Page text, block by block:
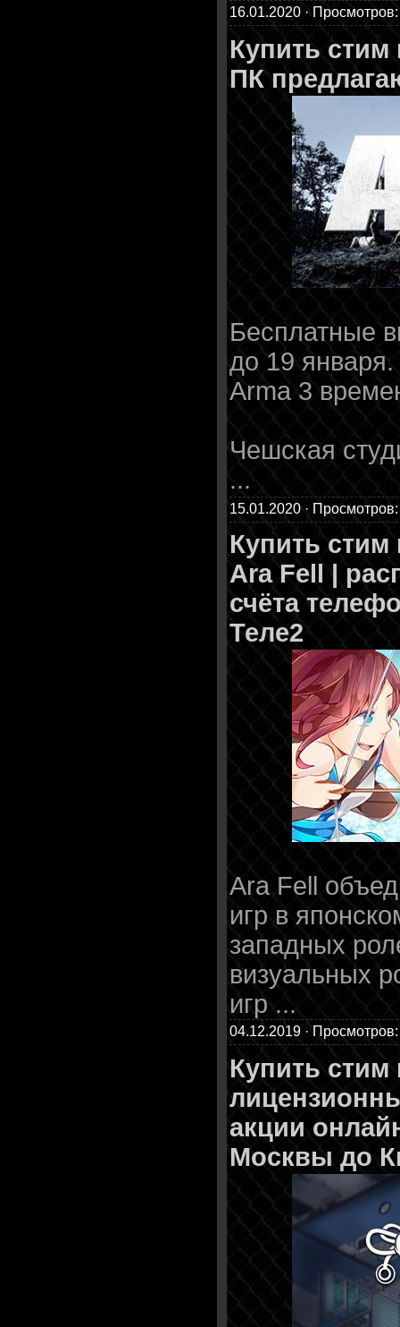
16.01.2020 ·
Купить стим
ПК
Бесплатные
до 19
Arma 3
Чешская
...
15.01.2020 ·
Купить стим
Ara Fell |
счёта
Теле2
Ara Fell
игр в
западных
визуальных
игр ...
04.12.2019 ·
Купить стим
акции
Москвы до